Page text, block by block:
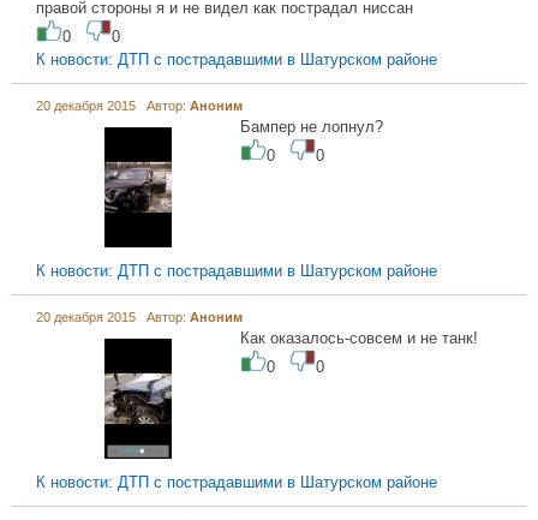
правой стороны я и не видел как пострадал ниссан
0
0
К новости: ДТП с пострадавшими в Шатурском районе
20 декабря 2015 Автор: Аноним
Бампер не лопнул?
0
0
К новости: ДТП с пострадавшими в Шатурском районе
20 декабря 2015 Автор: Аноним
Как оказалось-совсем и не танк!
0
0
К новости: ДТП с пострадавшими в Шатурском районе